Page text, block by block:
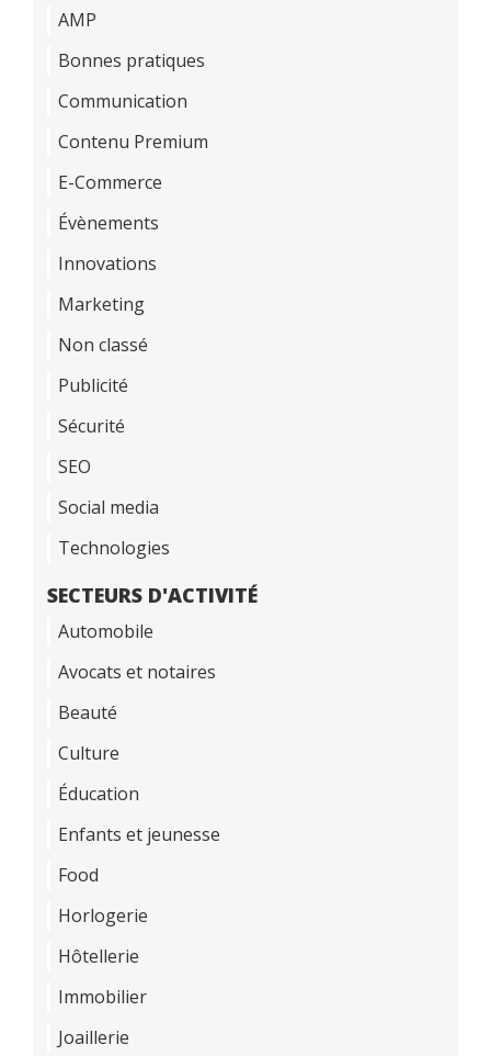
AMP
Bonnes pratiques
Communication
Contenu Premium
E-Commerce
Évènements
Innovations
Marketing
Non classé
Publicité
Sécurité
SEO
Social media
Technologies
SECTEURS D'ACTIVITÉ
Automobile
Avocats et notaires
Beauté
Culture
Éducation
Enfants et jeunesse
Food
Horlogerie
Hôtellerie
Immobilier
Joaillerie